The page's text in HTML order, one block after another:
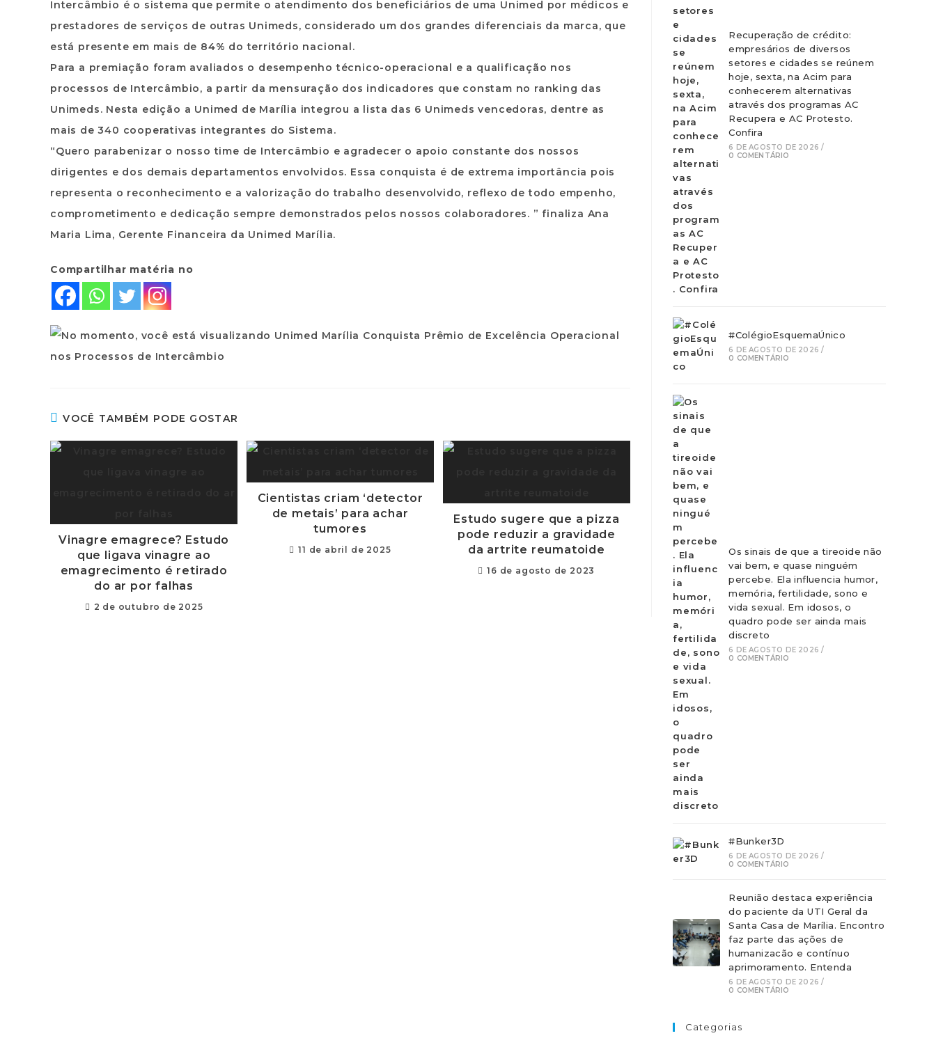
Intercâmbio é o sistema que permite o atendimento dos beneficiários de uma Unimed por médicos e
prestadores de serviços de outras Unimeds, considerado um dos grandes diferenciais da marca, que
está presente em mais de 84% do território nacional.
Para a premiação foram avaliados o desempenho técnico-operacional e a qualificação nos
processos de Intercâmbio, a partir da mensuração dos indicadores que constam no ranking das
Unimeds. Nesta edição a Unimed de Marília integrou a lista das 6 Unimeds vencedoras, dentre as
mais de 340 cooperativas integrantes do Sistema.
“Quero parabenizar o nosso time de Intercâmbio e agradecer o apoio constante dos nossos
dirigentes e dos demais departamentos envolvidos. Essa conquista é de extrema importância pois
representa o reconhecimento e a valorização do trabalho desenvolvido, reflexo de todo empenho,
comprometimento e dedicação sempre demonstrados pelos nossos colaboradores. ” finaliza Ana
Maria Lima, Gerente Financeira da Unimed Marília.
Compartilhar matéria no
VOCÊ TAMBÉM PODE GOSTAR
Vinagre emagrece? Estudo
que ligava vinagre ao
emagrecimento é retirado
do ar por falhas
2 de outubro de 2025
Cientistas criam ‘detector
de metais’ para achar
tumores
11 de abril de 2025
Estudo sugere que a pizza
pode reduzir a gravidade
da artrite reumatoide
16 de agosto de 2023
Recuperação de crédito:
empresários de diversos
setores e cidades se reúnem
hoje, sexta, na Acim para
conhecerem alternativas
através dos programas AC
Recupera e AC Protesto.
Confira
6 DE AGOSTO DE 2026 /
0 COMENTÁRIO
#ColégioEsquemaÚnico
6 DE AGOSTO DE 2026 /
0 COMENTÁRIO
Os sinais de que a tireoide não
vai bem, e quase ninguém
percebe. Ela influencia humor,
memória, fertilidade, sono e
vida sexual. Em idosos, o
quadro pode ser ainda mais
discreto
6 DE AGOSTO DE 2026 /
0 COMENTÁRIO
#Bunker3D
6 DE AGOSTO DE 2026 /
0 COMENTÁRIO
Reunião destaca experiência
do paciente da UTI Geral da
Santa Casa de Marília. Encontro
faz parte das ações de
humanizacão e contínuo
aprimoramento. Entenda
6 DE AGOSTO DE 2026 /
0 COMENTÁRIO
Categorias